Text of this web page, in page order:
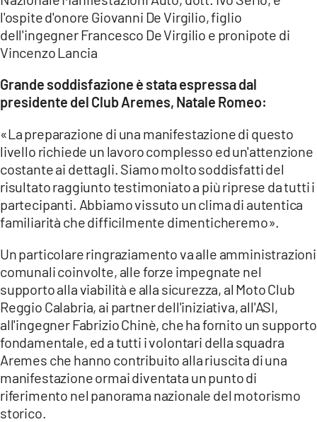
l'ospite d'onore Giovanni De Virgilio, figlio
dell'ingegner Francesco De Virgilio e pronipote di
Vincenzo Lancia
Grande soddisfazione è stata espressa dal
presidente del Club Aremes, Natale Romeo:
«La preparazione di una manifestazione di questo
livello richiede un lavoro complesso ed un'attenzione
costante ai dettagli. Siamo molto soddisfatti del
risultato raggiunto testimoniato a più riprese da tutti i
partecipanti. Abbiamo vissuto un clima di autentica
familiarità che difficilmente dimenticheremo».
Un particolare ringraziamento va alle amministrazioni
comunali coinvolte, alle forze impegnate nel
supporto alla viabilità e alla sicurezza, al Moto Club
Reggio Calabria, ai partner dell'iniziativa, all'ASI,
all'ingegner Fabrizio Chinè, che ha fornito un supporto
fondamentale, ed a tutti i volontari della squadra
Aremes che hanno contribuito alla riuscita di una
manifestazione ormai diventata un punto di
riferimento nel panorama nazionale del motorismo
storico.